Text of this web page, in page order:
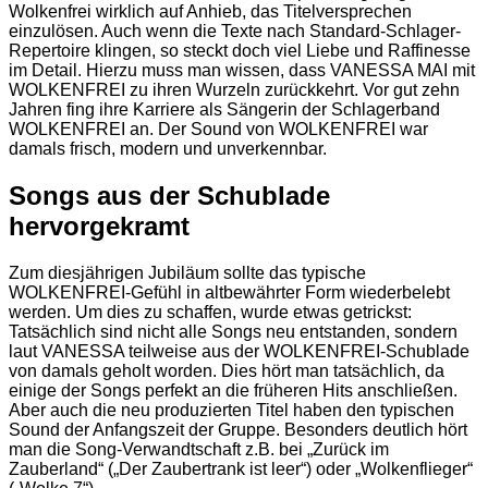
Wolkenfrei wirklich auf Anhieb, das Titelversprechen
einzulösen. Auch wenn die Texte nach Standard-Schlager-
Repertoire klingen, so steckt doch viel Liebe und Raffinesse
im Detail. Hierzu muss man wissen, dass VANESSA MAI mit
WOLKENFREI zu ihren Wurzeln zurückkehrt. Vor gut zehn
Jahren fing ihre Karriere als Sängerin der Schlagerband
WOLKENFREI an. Der Sound von WOLKENFREI war
damals frisch, modern und unverkennbar.
Songs aus der Schublade
hervorgekramt
Zum diesjährigen Jubiläum sollte das typische
WOLKENFREI-Gefühl in altbewährter Form wiederbelebt
werden. Um dies zu schaffen, wurde etwas getrickst:
Tatsächlich sind nicht alle Songs neu entstanden, sondern
laut VANESSA teilweise aus der WOLKENFREI-Schublade
von damals geholt worden. Dies hört man tatsächlich, da
einige der Songs perfekt an die früheren Hits anschließen.
Aber auch die neu produzierten Titel haben den typischen
Sound der Anfangszeit der Gruppe. Besonders deutlich hört
man die Song-Verwandtschaft z.B. bei „Zurück im
Zauberland“ („Der Zaubertrank ist leer“) oder „Wolkenflieger“